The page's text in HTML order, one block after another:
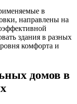
в
направлены на
здания в разных
комфорта и
домов в